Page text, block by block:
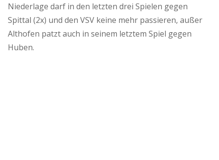
Niederlage darf in den letzten drei Spielen gegen
Spittal (2x) und den VSV keine mehr passieren, außer
Althofen patzt auch in seinem letztem Spiel gegen
Huben.